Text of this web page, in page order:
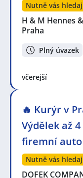
Nutně vás
H & M Hennes
Praha
Plný úvazek
včerejší
🔥 Kurýr v
Výdělek až
firemní
Nutně vás
DOFEK